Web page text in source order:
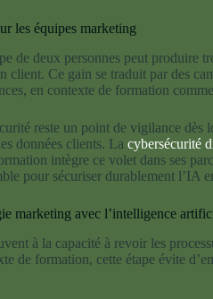
les équipes marketing
de deux personnes peut produire
client. Ce gain se traduit par des
en contexte de formation
reste un point de vigilance dès
données clients. La cybersécurité
intègre ce volet dans ses
pour sécuriser durablement l’IA
marketing avec l’intelligence
à la capacité à revoir les
de formation, cette étape évite